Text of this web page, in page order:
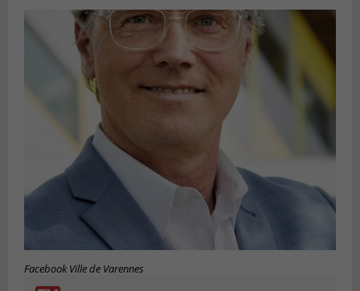
Facebook Ville de Varennes